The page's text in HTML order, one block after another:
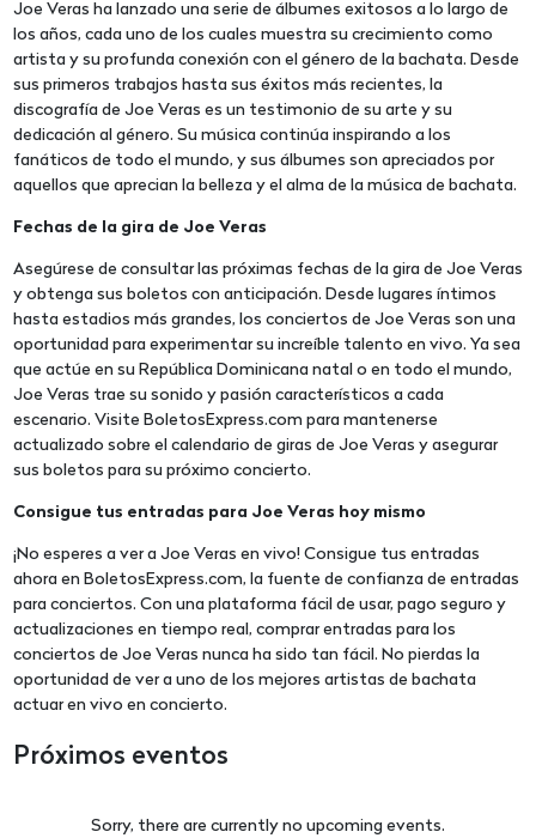
Joe Veras ha lanzado una serie de álbumes exitosos a lo largo de
los años, cada uno de los cuales muestra su crecimiento como
artista y su profunda conexión con el género de la bachata. Desde
sus primeros trabajos hasta sus éxitos más recientes, la
discografía de Joe Veras es un testimonio de su arte y su
dedicación al género. Su música continúa inspirando a los
fanáticos de todo el mundo, y sus álbumes son apreciados por
aquellos que aprecian la belleza y el alma de la música de bachata.
Fechas de la gira de Joe Veras
Asegúrese de consultar las próximas fechas de la gira de Joe Veras
y obtenga sus boletos con anticipación. Desde lugares íntimos
hasta estadios más grandes, los conciertos de Joe Veras son una
oportunidad para experimentar su increíble talento en vivo. Ya sea
que actúe en su República Dominicana natal o en todo el mundo,
Joe Veras trae su sonido y pasión característicos a cada
escenario. Visite BoletosExpress.com para mantenerse
actualizado sobre el calendario de giras de Joe Veras y asegurar
sus boletos para su próximo concierto.
Consigue tus entradas para Joe Veras hoy mismo
¡No esperes a ver a Joe Veras en vivo! Consigue tus entradas
ahora en BoletosExpress.com, la fuente de confianza de entradas
para conciertos. Con una plataforma fácil de usar, pago seguro y
actualizaciones en tiempo real, comprar entradas para los
conciertos de Joe Veras nunca ha sido tan fácil. No pierdas la
oportunidad de ver a uno de los mejores artistas de bachata
actuar en vivo en concierto.
Próximos eventos
Sorry, there are currently no upcoming events.